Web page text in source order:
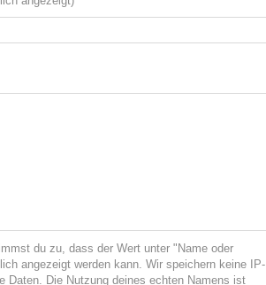
du zu, dass der Wert unter "Name oder
angezeigt werden kann. Wir speichern keine IP-
Daten. Die Nutzung deines echten Namens ist